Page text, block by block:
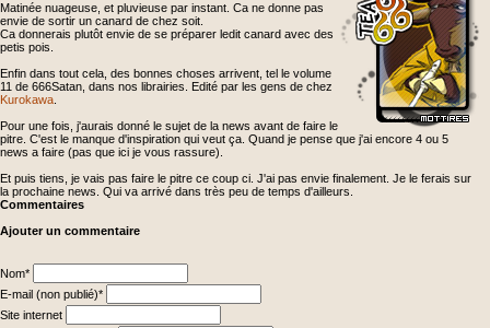
Matinée nuageuse, et pluvieuse par instant. Ca ne donne pas
envie de sortir un canard de chez soit.
Ca donnerais plutôt envie de se préparer ledit canard avec des
petis pois.
Enfin dans tout cela, des bonnes choses arrivent, tel le volume
11 de 666Satan, dans nos librairies. Edité par les gens de chez
Kurokawa
Pour une fois, j'aurais donné le sujet de la news avant de faire le
pitre. C'est le manque d'inspiration qui veut ça. Quand je pense que j'ai encore 4 ou 5
news a faire (pas que ici je vous rassure).
Et puis tiens, je vais pas faire le pitre ce coup ci. J'ai pas envie finalement. Je le ferais sur
la prochaine news. Qui va arrivé dans très peu de temps d'ailleurs.
Commentaires
Ajouter un commentaire
Champ
obligatoire
Nom*
Champ
obligatoire
E-mail (non publié)*
Site internet